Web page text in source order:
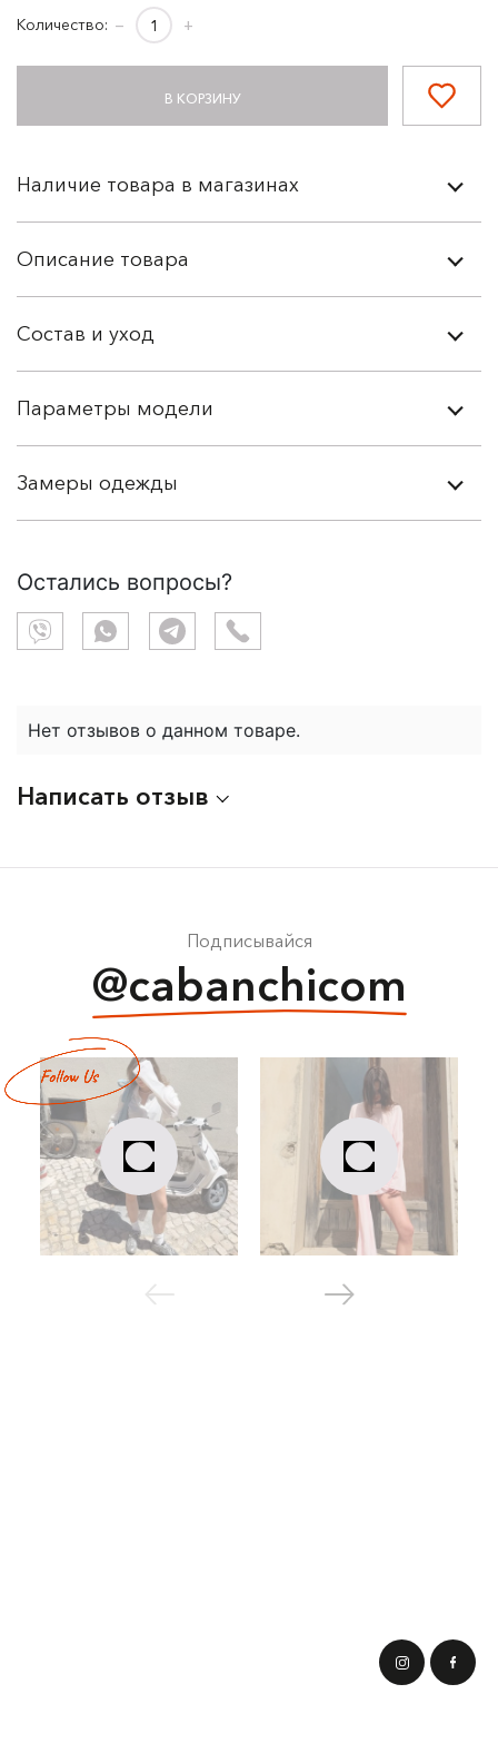
Количество: − +
В КОРЗИНУ
Наличие товара в магазинах
Описание товара
Состав и уход
Параметры модели
Замеры одежды
Остались вопросы?
Нет отзывов о данном товаре.
Написать отзыв
Подписывайся
@cabanchicom